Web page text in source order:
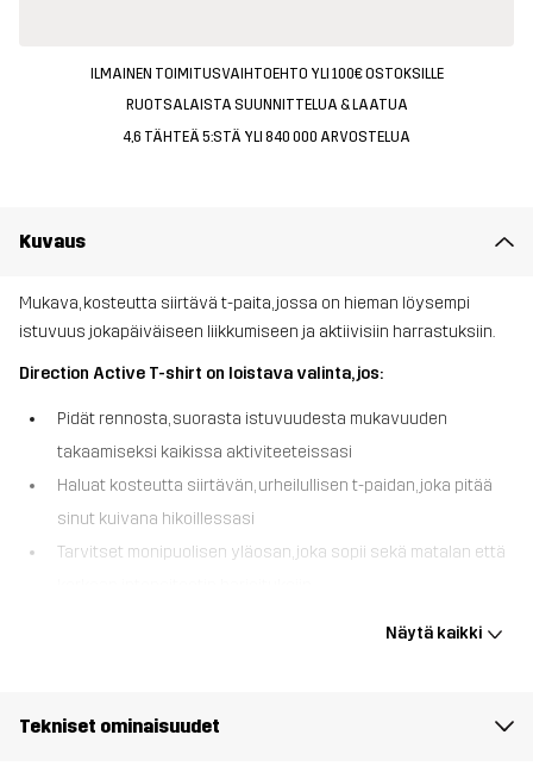
ILMAINEN TOIMITUSVAIHTOEHTO YLI 100€ OSTOKSILLE
RUOTSALAISTA SUUNNITTELUA & LAATUA
4,6 TÄHTEÄ 5:STÄ YLI 840 000 ARVOSTELUA
Kuvaus
Mukava, kosteutta siirtävä t-paita, jossa on hieman löysempi
istuvuus jokapäiväiseen liikkumiseen ja aktiivisiin harrastuksiin.
Direction Active T-shirt on loistava valinta, jos:
Pidät rennosta, suorasta istuvuudesta mukavuuden
takaamiseksi kaikissa aktiviteeteissasi
Haluat kosteutta siirtävän, urheilullisen t-paidan, joka pitää
sinut kuivana hikoillessasi
Tarvitset monipuolisen yläosan, joka sopii sekä matalan että
Direction Active T-shirt tarjoaa täydellisen yhdistelmän
tyylikkään ja sporttisen ilmeen. Kosteutta siirtävä kangas siirtää
Näytä kaikki
Tekniset ominaisuudet